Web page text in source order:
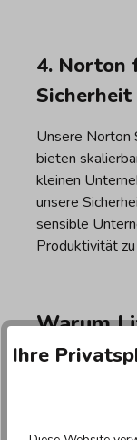
4. Norton
Unsere Norton
bieten
kleinen
unsere
sensible
Produktivität
Warum
von
Ihre